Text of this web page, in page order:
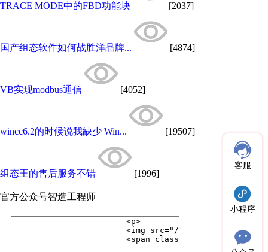
TRACE MODE中的FBD功能块 [2037]
国产组态软件如何战胜洋品牌... [4874]
VB实现modbus通信 [4052]
wincc6.2的时候说我缺少 Win... [19507]
组态王的售后服务不错 [1996]
官方公众号智造工程师
客服
小程序